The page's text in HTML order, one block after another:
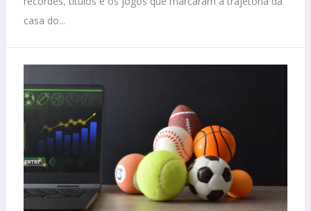
casa do...